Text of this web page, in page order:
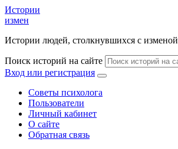
Истории
измен
Истории людей, столкнувшихся с изменой
Поиск историй на сайте
Вход или регистрация
Советы психолога
Пользователи
Личный кабинет
О сайте
Обратная связь